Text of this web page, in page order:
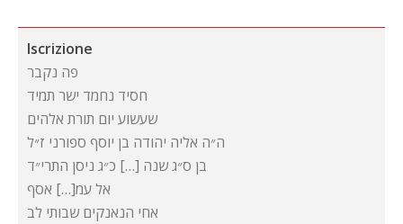
Iscrizione
פה נקבר
חסיד נחמד ישר תמיד
שעשוע יום תורת אלהים
ה״ה אליה יהודה בן יוסף ספורני ז״ל
בן ס״ג שנה […] כ״ג ניסן התרי״ד
אל עמ[…] אסף
אחי הנאנקים שבותי לב